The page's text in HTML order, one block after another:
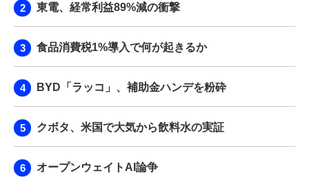
東電、経常利益89%減の衝撃
食品消費税1%導入で何が起きるか
BYD「ラッコ」、補助金ハンデを粉砕
クボタ、米国で大気から飲料水の実証
オープンウェイトAI論争